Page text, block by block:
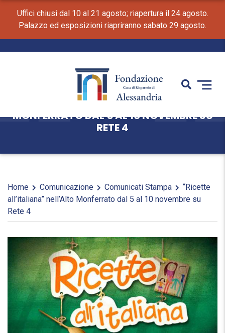
Uffici chiusi dal 10 al 21 agosto; riapertura il 24 agosto.
Palazzo ed esposizioni riapriranno sabato 29 agosto.
“RICETTE ALL’ITALIANA” NELL’ALTO
MONFERRATO DAL 5 AL 10 NOVEMBRE SU
RETE 4
Home Comunicazione Comunicati Stampa
“Ricette
all’italiana” nell’Alto Monferrato dal 5 al 10 novembre su
Rete 4